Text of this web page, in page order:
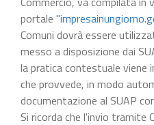
portale
Comuni dovrà essere
messo a disposizione dai
la pratica contestuale viene
che provvede, in modo
documentazione al SUAP
Si ricorda che l'invio tramite